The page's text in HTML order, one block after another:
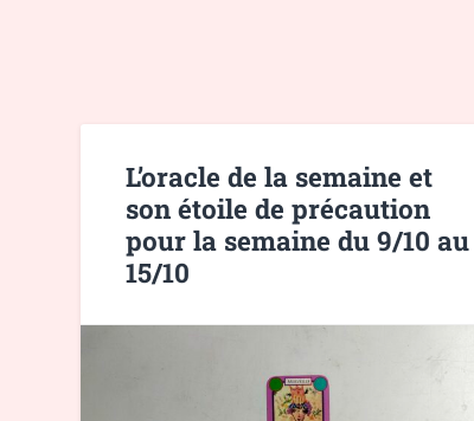
L’oracle de la semaine et
son étoile de précaution
pour la semaine du 9/10 au
15/10